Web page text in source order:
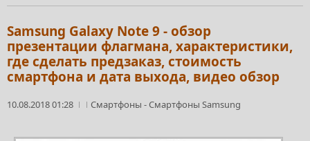
Samsung Galaxy Note 9 - обзор
презентации флагмана, характеристики,
где сделать предзаказ, стоимость
смартфона и дата выхода, видео обзор
10.08.2018 01:28 Смартфоны -Смартфоны Samsung